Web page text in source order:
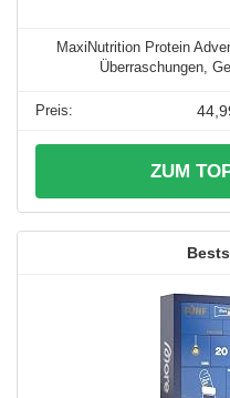
MaxiNutrition Protein
Überraschungen,
ZUM